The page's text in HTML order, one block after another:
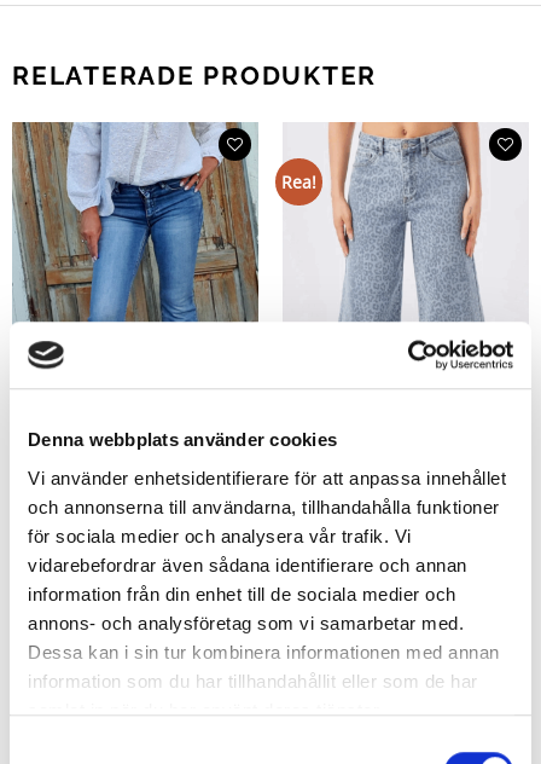
Denna webbplats använder cookies
Vi använder enhetsidentifierare för att anpassa innehållet
och annonserna till användarna, tillhandahålla funktioner
för sociala medier och analysera vår trafik. Vi
vidarebefordrar även sådana identifierare och annan
information från din enhet till de sociala medier och
annons- och analysföretag som vi samarbetar med.
Dessa kan i sin tur kombinera informationen med annan
information som du har tillhandahållit eller som de har
samlat in när du har använt deras tjänster.
RELATERADE PRODUKTER
Melodie Jeans – utsvängda jeans
med stretch
799kr
Rea!
Blå Leo Jeans med stretch
699 kr
349,50kr
Rea!